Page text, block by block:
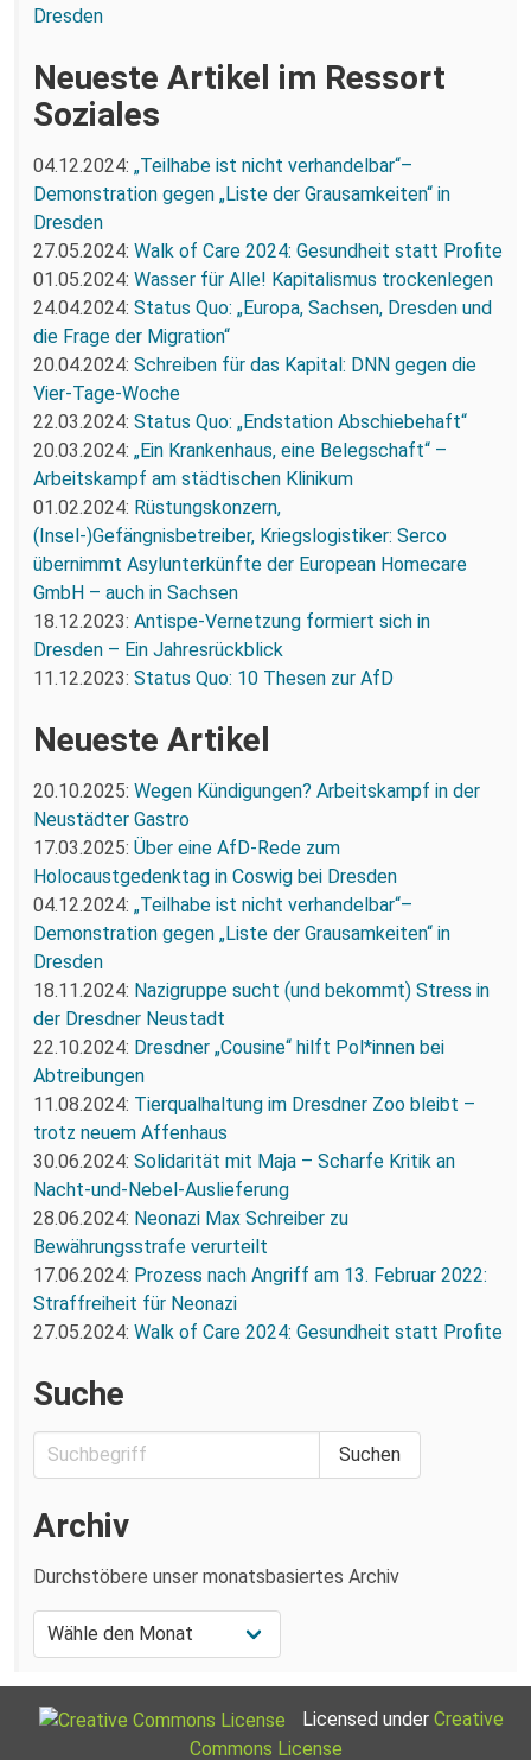
Dresden
Neueste Artikel im Ressort
Soziales
04.12.2024: „Teilhabe ist nicht verhandelbar“–
Demonstration gegen „Liste der Grausamkeiten“ in
Dresden
27.05.2024: Walk of Care 2024: Gesundheit statt Profite
01.05.2024: Wasser für Alle! Kapitalismus trockenlegen
24.04.2024: Status Quo: „Europa, Sachsen, Dresden und
die Frage der Migration“
20.04.2024: Schreiben für das Kapital: DNN gegen die
Vier-Tage-Woche
22.03.2024: Status Quo: „Endstation Abschiebehaft“
20.03.2024: „Ein Krankenhaus, eine Belegschaft“ –
Arbeitskampf am städtischen Klinikum
01.02.2024: Rüstungskonzern,
(Insel-)Gefängnisbetreiber, Kriegslogistiker: Serco
übernimmt Asylunterkünfte der European Homecare
GmbH – auch in Sachsen
18.12.2023: Antispe-Vernetzung formiert sich in
Dresden – Ein Jahresrückblick
11.12.2023: Status Quo: 10 Thesen zur AfD
Neueste Artikel
20.10.2025: Wegen Kündigungen? Arbeitskampf in der
Neustädter Gastro
17.03.2025: Über eine AfD-Rede zum
Holocaustgedenktag in Coswig bei Dresden
04.12.2024: „Teilhabe ist nicht verhandelbar“–
Demonstration gegen „Liste der Grausamkeiten“ in
Dresden
18.11.2024: Nazigruppe sucht (und bekommt) Stress in
der Dresdner Neustadt
22.10.2024: Dresdner „Cousine“ hilft Pol*innen bei
Abtreibungen
11.08.2024: Tierqualhaltung im Dresdner Zoo bleibt –
trotz neuem Affenhaus
30.06.2024: Solidarität mit Maja – Scharfe Kritik an
Nacht-und-Nebel-Auslieferung
28.06.2024: Neonazi Max Schreiber zu
Bewährungsstrafe verurteilt
17.06.2024: Prozess nach Angriff am 13. Februar 2022:
Straffreiheit für Neonazi
27.05.2024: Walk of Care 2024: Gesundheit statt Profite
Suche
Archiv
Durchstöbere unser monatsbasiertes Archiv
Licensed under Creative
Commons License